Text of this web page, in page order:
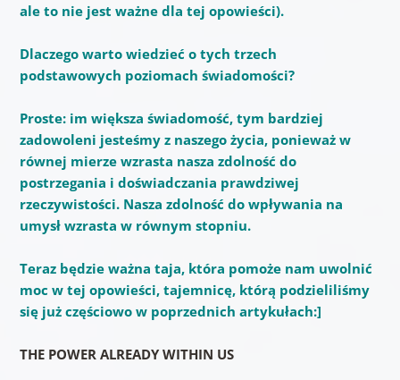
ale to nie jest ważne dla tej opowieści).
Dlaczego warto wiedzieć o tych trzech
podstawowych poziomach świadomości?
Proste: im większa świadomość, tym bardziej
zadowoleni jesteśmy z naszego życia, ponieważ w
równej mierze wzrasta nasza zdolność do
postrzegania i doświadczania prawdziwej
rzeczywistości. Nasza zdolność do wpływania na
umysł wzrasta w równym stopniu.
Teraz będzie ważna taja, która pomoże nam uwolnić
moc w tej opowieści, tajemnicę, którą podzieliliśmy
się już częściowo w poprzednich artykułach:]
THE POWER ALREADY WITHIN US